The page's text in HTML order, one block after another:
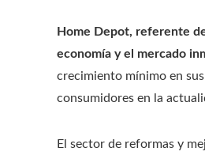
Home Depot, referente
economía y el mercado
crecimiento mínimo en
consumidores en la
El sector de reformas y